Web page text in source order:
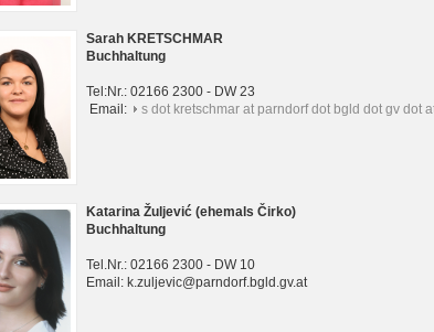
Sarah KRETSCHMAR
Buchhaltung
Tel:Nr.: 02166 2300 - DW 23
Email:
s dot kretschmar at parndorf dot bgld dot gv dot
Katarina Žuljević (ehemals Čirko)
Buchhaltung
Tel.Nr.: 02166 2300 - DW 10
Email: k.zuljevic@parndorf.bgld.gv.at